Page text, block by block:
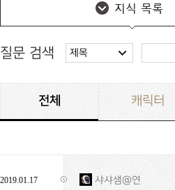
질문 검색 제목
전체 캐릭터
2019.01.17 샤샤샘@연